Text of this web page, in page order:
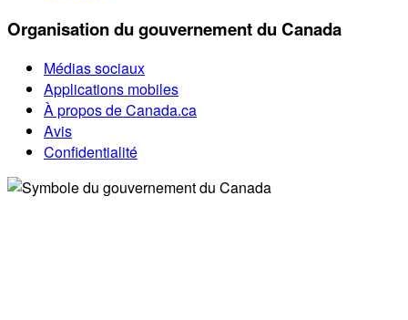
Organisation du gouvernement du Canada
Médias sociaux
Applications mobiles
À propos de Canada.ca
Avis
Confidentialité